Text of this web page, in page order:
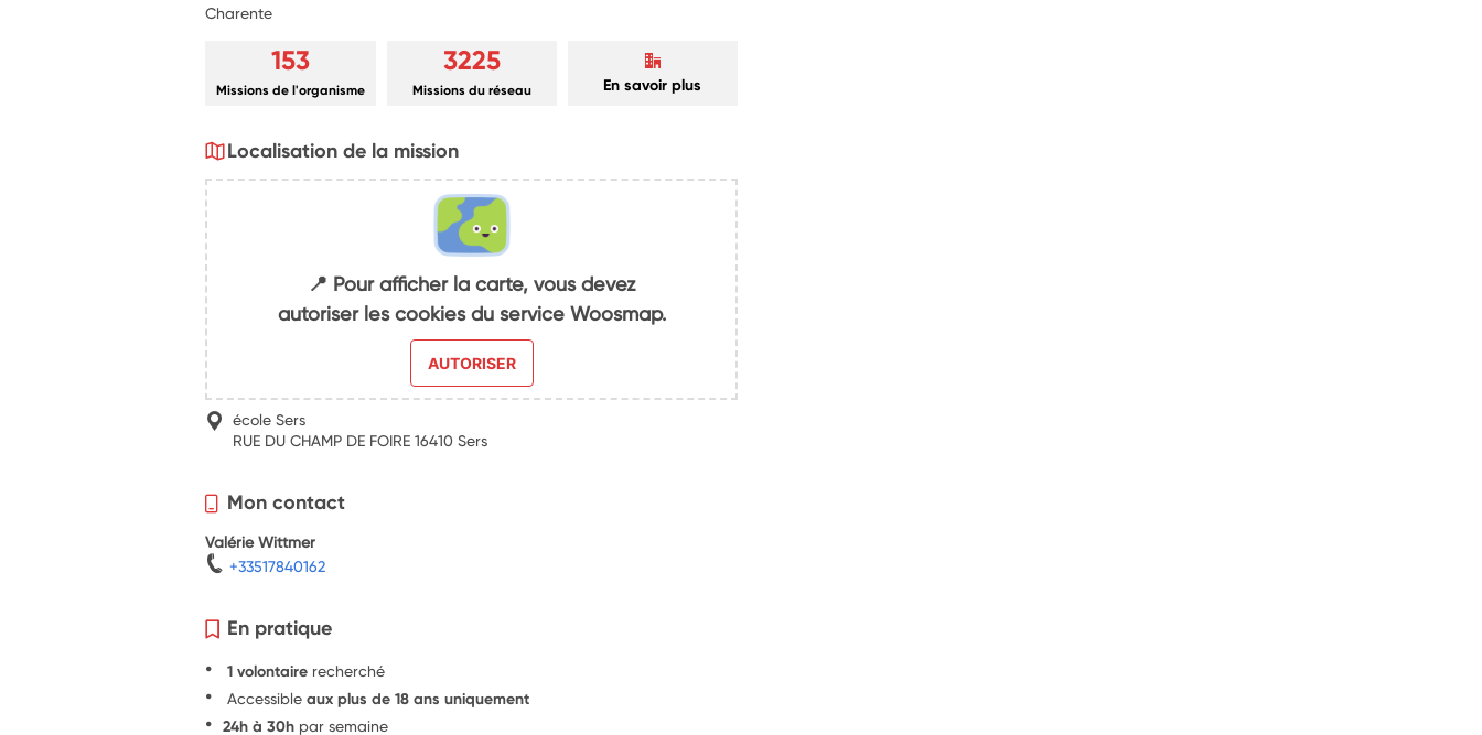
Charente
153
Missions de l'organisme
3225
Missions du réseau En savoir plus
Localisation de la mission
📍 Pour afficher la carte, vous devez
autoriser les cookies du service Woosmap.
AUTORISER
école Sers
RUE DU CHAMP DE FOIRE 16410 Sers
Mon contact
Valérie Wittmer
+33517840162
En pratique
1 volontaire recherché
Accessibleaux plus de 18 ans uniquement
24h à 30h par semaine